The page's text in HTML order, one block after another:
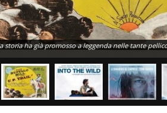
storia ha già promosso a leggenda nelle tante